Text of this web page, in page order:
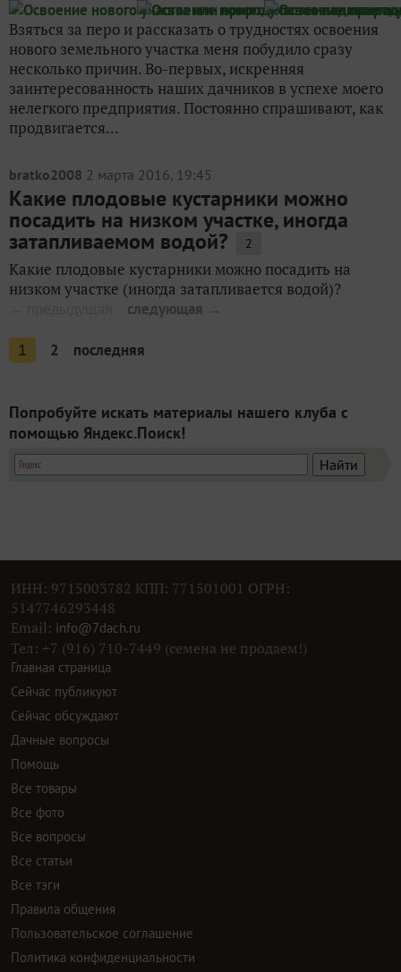
Взяться за перо и рассказать о трудностях освоения
нового земельного участка меня побудило сразу
несколько причин. Во-первых, искренняя
заинтересованность наших дачников в успехе моего
нелегкого предприятия. Постоянно спрашивают, как
продвигается...
bratko2008 2 марта 2016, 19:45
Какие плодовые кустарники можно
посадить на низком участке, иногда
затапливаемом водой? 2
Какие плодовые кустарники можно посадить на
низком участке (иногда затапливается водой)?
следующая →
1 2 последняя
Попробуйте искать материалы нашего клуба с
помощью Яндекс.Поиск!
ИНН: 9715003782 КПП: 771501001 ОГРН:
5147746293448
Email: info@7dach.ru
Тел: +7 (916) 710-7449 (семена не продаем!)
Главная страница
Сейчас публикуют
Сейчас обсуждают
Дачные вопросы
Помощь
Все товары
Все фото
Все вопросы
Все статьи
Все тэги
Правила общения
Пользовательское соглашение
Политика конфиденциальности